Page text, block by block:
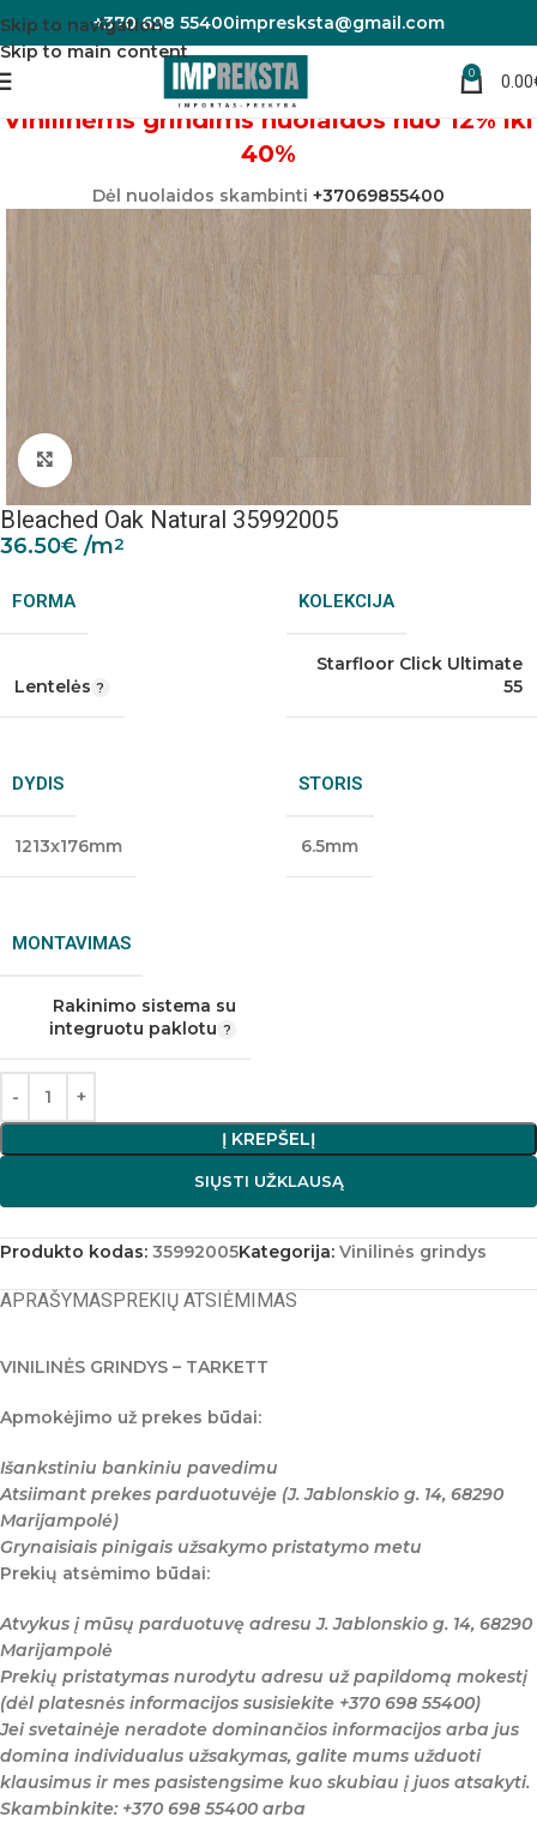
Skip to navigation
Skip to main content
+370 698 55400impresksta@gmail.com
0 0.00
Pradžia Vinilinės grindys
Vinilinėms grindims nuolaidos nuo 12% iki
40%
Dėl nuolaidos skambinti +37069855400
Padidinti nuotrauką
Bleached Oak Natural 35992005
36.50€ /m2
FORMA
Lentelės
KOLEKCIJA
Starfloor Click Ultimate
55
DYDIS
1213x176mm
STORIS
6.5mm
MONTAVIMAS
Rakinimo sistema su
integruotu paklotu
Į KREPŠELĮ
SIŲSTI UŽKLAUSĄ
Produkto kodas: 35992005Kategorija: Vinilinės grindys
APRAŠYMASPREKIŲ ATSIĖMIMAS
VINILINĖS GRINDYS – TARKETT
Apmokėjimo už prekes būdai:
Išankstiniu bankiniu pavedimu
Atsiimant prekes parduotuvėje (J. Jablonskio g. 14, 68290
Marijampolė)
Grynaisiais pinigais užsakymo pristatymo metu
Prekių atsėmimo būdai:
Atvykus į mūsų parduotuvę adresu J. Jablonskio g. 14, 68290
Marijampolė
Prekių pristatymas nurodytu adresu už papildomą mokestį
(dėl platesnės informacijos susisiekite +370 698 55400)
Jei svetainėje neradote dominančios informacijos arba jus
domina individualus užsakymas, galite mums užduoti
klausimus ir mes pasistengsime kuo skubiau į juos atsakyti.
Skambinkite: +370 698 55400 arba